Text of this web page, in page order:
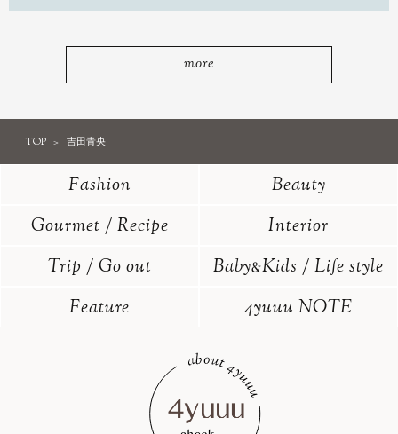
more
TOP 吉田青央
Fashion
Beauty
Gourmet / Recipe
Interior
Trip / Go out
Baby&Kids / Life style
Feature
4yuuu NOTE